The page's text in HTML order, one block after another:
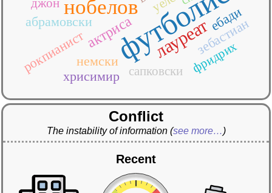
нобелов
лауреат
актриса
абрамовски ебади
зебастиан
немски
рокпианист
хрисимир
джон
сапковски фридрих
Conflict
The instability of information (see more…)
Recent